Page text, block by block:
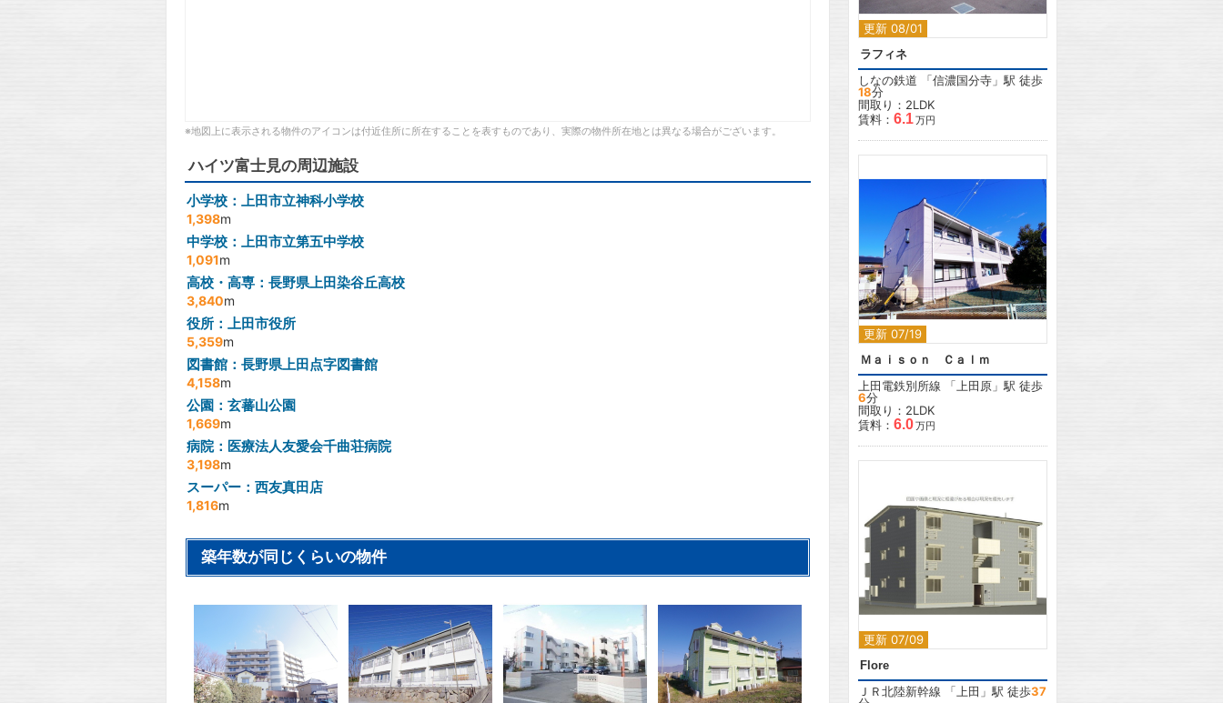
※地図上に表示される物件のアイコンは付近住所に所在することを表すものであり、実際の物件所在地とは異なる場合がございます。
ハイツ富士見の周辺施設
小学校：上田市立神科小学校
1,398m
中学校：上田市立第五中学校
1,091m
高校・高専：長野県上田染谷丘高校
3,840m
役所：上田市役所
5,359m
図書館：長野県上田点字図書館
4,158m
公園：玄蕃山公園
1,669m
病院：医療法人友愛会千曲荘病院
3,198m
スーパー：西友真田店
1,816m
築年数が同じくらいの物件
2 2 2 2
更新 08/01
ラフィネ
しなの鉄道 「信濃国分寺 」駅 徒歩
18分
間取り：2LDK
賃料： 6.1万円
更新 07/19
2
Ｍａｉｓｏｎ Ｃａｌｍ
上田電鉄別所線 「上田原 」駅 徒歩
6分
間取り：2LDK
賃料： 6.0万円
更新 07/09
2
Flore
ＪＲ北陸新幹線 「上田 」駅 徒歩37